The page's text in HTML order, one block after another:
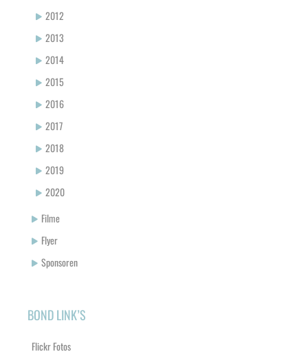
2012
2013
2014
2015
2016
2017
2018
2019
2020
Filme
Flyer
Sponsoren
BOND LINK’S
Flickr Fotos